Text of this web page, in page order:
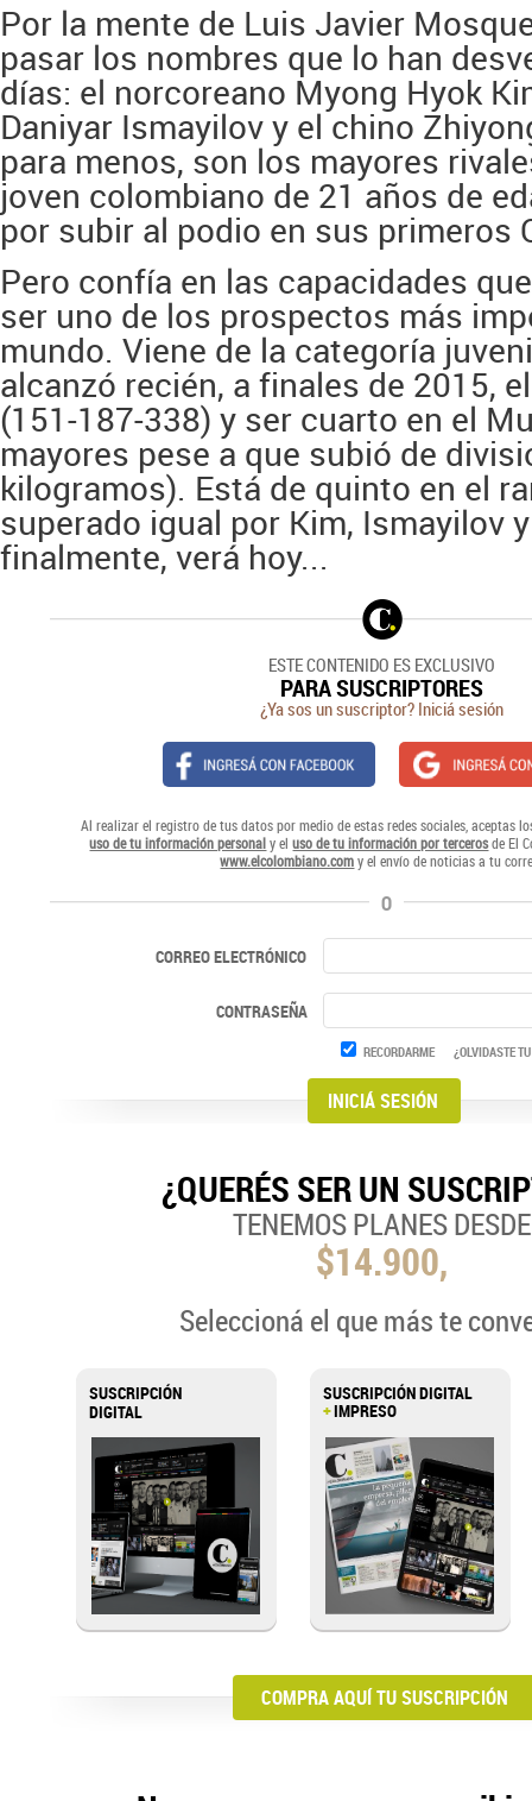
Por la mente de Luis Javier
pasar los nombres que lo han
días: el norcoreano Myong Hyok
Daniyar Ismayilov y el chino
para menos, son los mayores
joven colombiano de 21 años de
por subir al podio en sus primeros
Pero confía en las capacidades
ser uno de los prospectos más
mundo. Viene de la categoría
alcanzó recién, a finales de 2015,
(151-187-338) y ser cuarto en el
mayores pese a que subió de
kilogramos). Está de quinto en el
superado igual por Kim, Ismayilov
finalmente, verá hoy...
ESTE CONTENIDO ES EXCLUSIVO
PARA SUSCRIPTORES
¿Ya sos un suscriptor? Iniciá sesión
Al realizar el registro de tus datos por medio de estas redes sociales, aceptas
uso de tu información personaly eluso de tu información por tercerosde El
www.elcolombiano.comy el envío de noticias a tu
O
CORREO ELECTRÓNICO
CONTRASEÑA
RECORDARME ¿OLVIDASTE TU
¿QUERÉS SER UN
TENEMOS PLANES DESDE
$14.900,
Seleccioná el que más te
SUSCRIPCIÓN
DIGITAL
SUSCRIPCIÓN DIGITAL
+IMPRESO
COMPRA AQUÍ TU SUSCRIPCIÓN